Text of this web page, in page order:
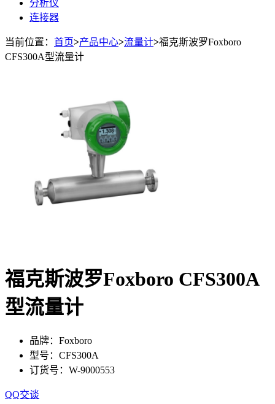
分析仪
连接器
当前位置： 首页>产品中心>流量计>福克斯波罗Foxboro
CFS300A型流量计
福克斯波罗Foxboro CFS300A
型流量计
品牌：Foxboro
型号：CFS300A
订货号：W-9000553
QQ交谈